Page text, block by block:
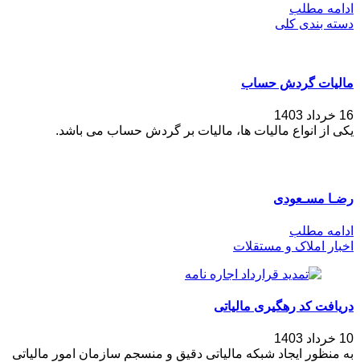
ادامه مطلب
دسته بندی کلی
مالیات گردش حساب
16 خرداد 1403
یکی از انواع مالیات ها، مالیات بر گردش حساب می باشد.
رضـا مسـعودی
ادامه مطلب
اخبار املاک و مستقلات
دریافت کد رهگیری مالیاتی
10 خرداد 1403
به منظور ایجاد شبکه مالیاتی دقیق و منسجم سازمان امور مالیاتی